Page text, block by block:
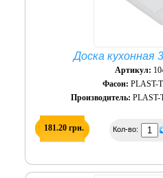
Доска кухонная
Артикул:
Фасон: PLAST-
Производитель:
181.20 грн. Кол-во: